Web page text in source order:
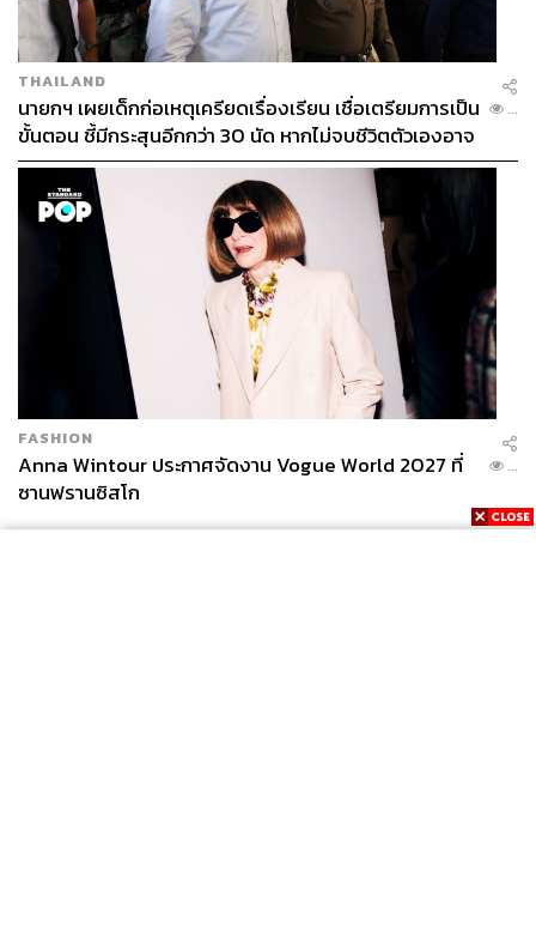
THAILAND
นายกฯ เผยเด็กก่อเหตุเครียดเรื่องเรียน เชื่อเตรียมการเป็น
ขั้นตอน ชี้มีกระสุนอีกกว่า 30 นัด หากไม่จบชีวิตตัวเองอาจ
สูญเสียเพิ่ม
...
FASHION
Anna Wintour ประกาศจัดงาน Vogue World 2027 ที่
ซานฟรานซิสโก
...